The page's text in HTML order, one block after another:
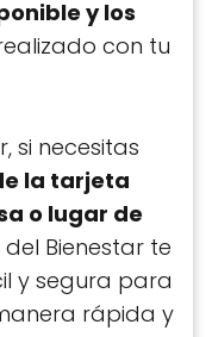
y los
con tu
si necesitas
la tarjeta
o lugar de
Bienestar te
y segura para
rápida y